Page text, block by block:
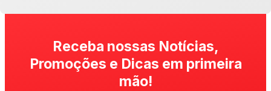
Receba nossas Notícias,
Promoções e Dicas em primeira
mão!